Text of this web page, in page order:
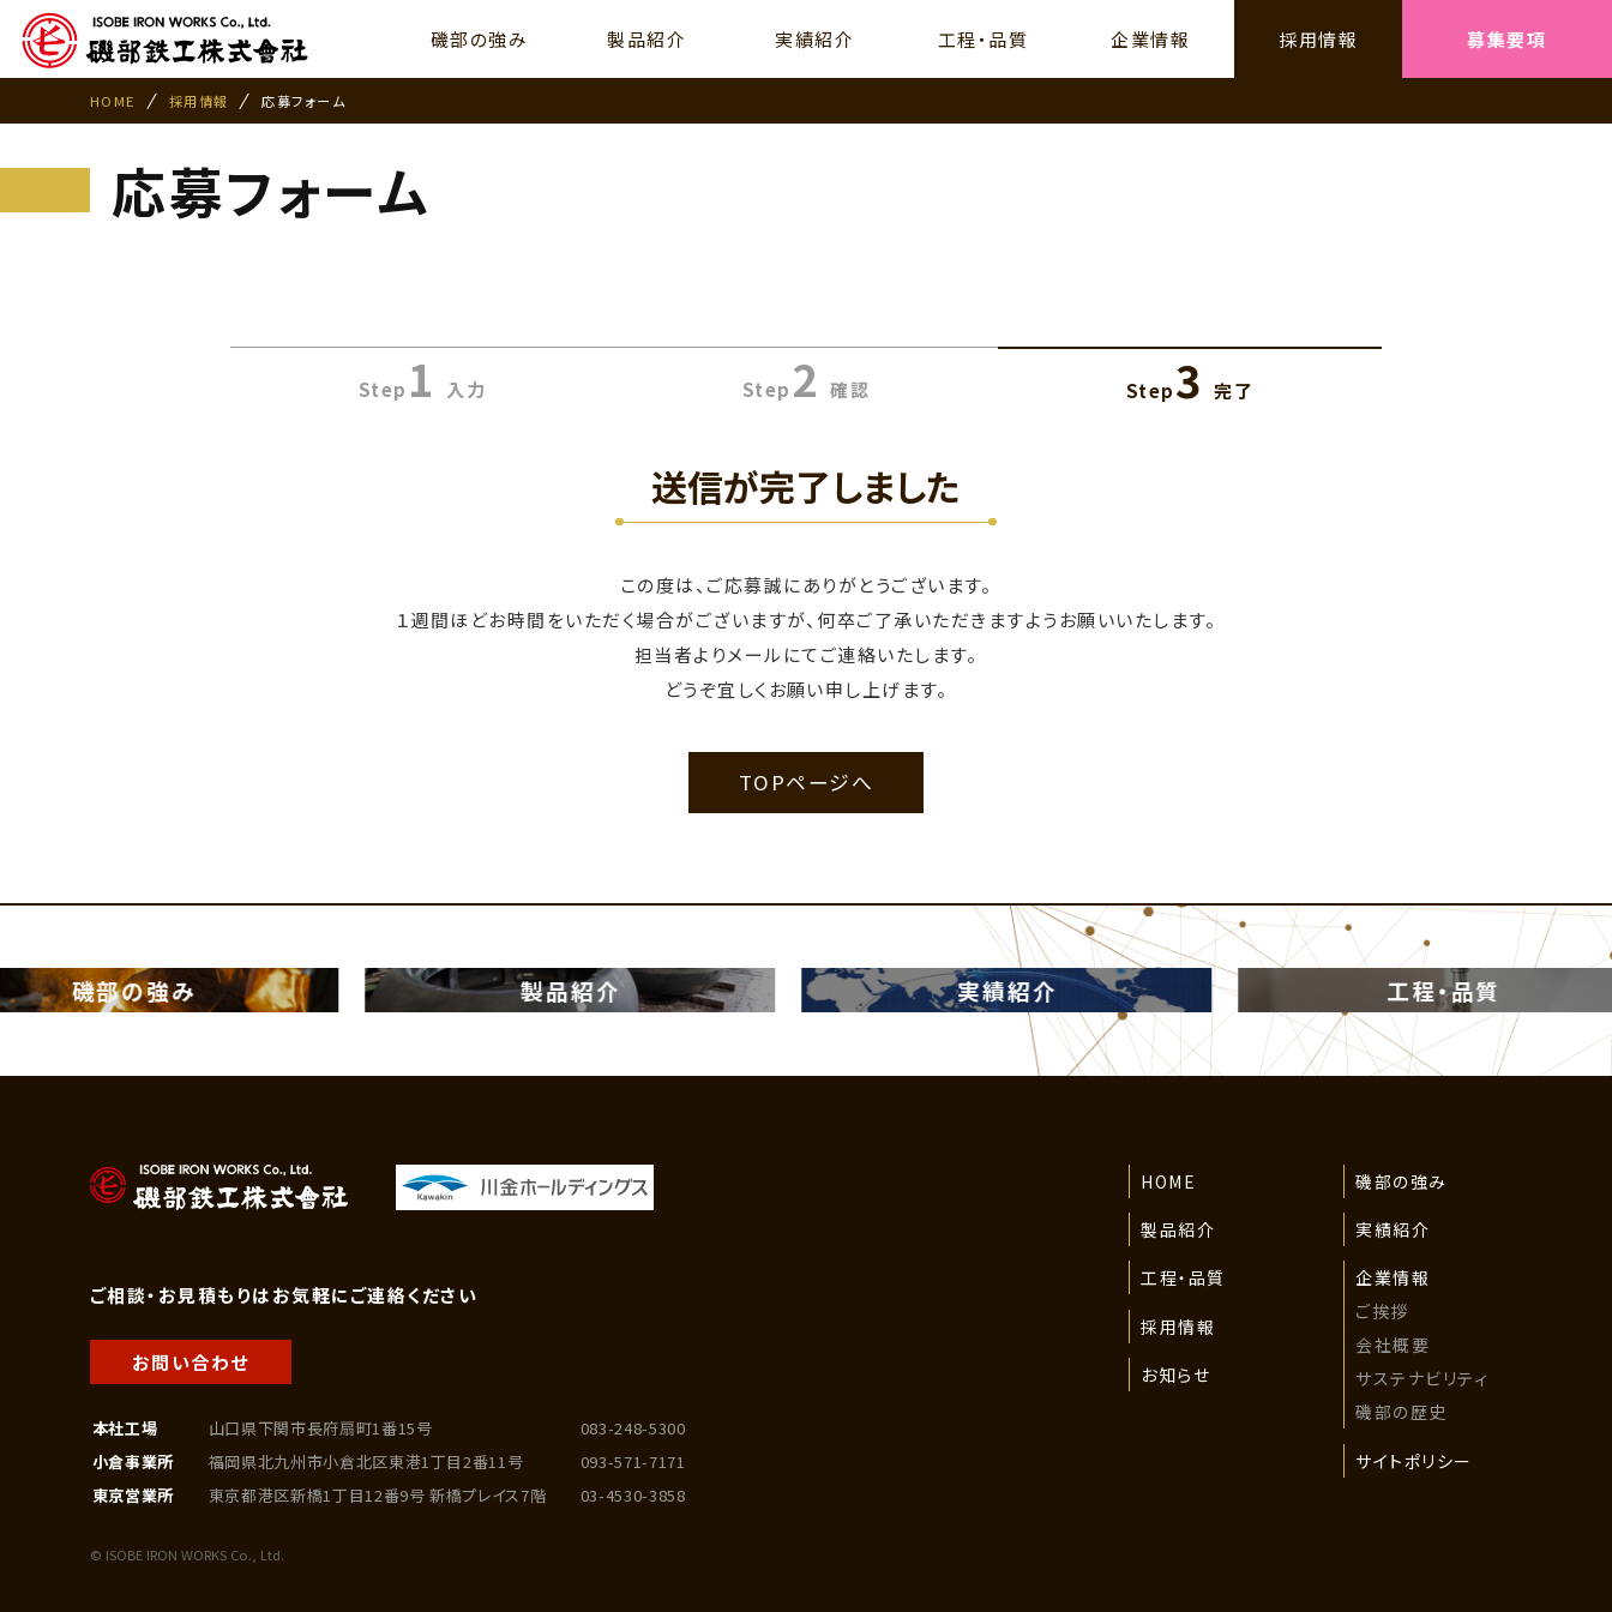
磯部の強み 製品紹介 実績紹介 工程・品質 企業情報 採用情報 募集要項
HOME 採用情報 応募フォーム
応募フォーム
Step 1 入力 Step 2 確認 Step3 完了
送信が完了しました
この度は、ご応募誠にありがとうございます。
１週間ほどお時間をいただく場合がございますが、何卒ご了承いただきますよう お願いいたします。
担当者よりメールにてご連絡いたします。
どうぞ宜しくお願い申し上げます。
TOPページへ
の強み 製品紹介 実績紹介 工程・品質
ご相談・お見積もりはお気軽にご連絡ください
お問い合わせ
本社工場 山口県下関市長府扇町1番15号
083-248-5300
小倉事業所
福岡県北九州市小倉北区東港1丁目2番11号
093-571-7171
東京営業所
東京都港区新橋1丁目12番9号 新橋プレイス7階 03-4530-3858
© ISOBE IRON WORKS Co., Ltd.
HOME
製品紹介
工程・品質
採用情報
お知らせ
磯部の強み
実績紹介
企業情報
ご挨拶
会社概要
サステナビリティ
磯部の歴史
サイトポリシー